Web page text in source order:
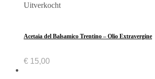
Uitverkocht
Acetaia del Balsamico Trentino – Olio Extravergine
€ 15,00